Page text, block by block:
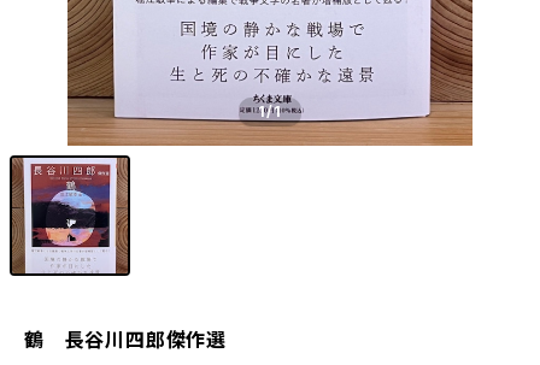
1/1
鶴 長谷川四郎傑作選